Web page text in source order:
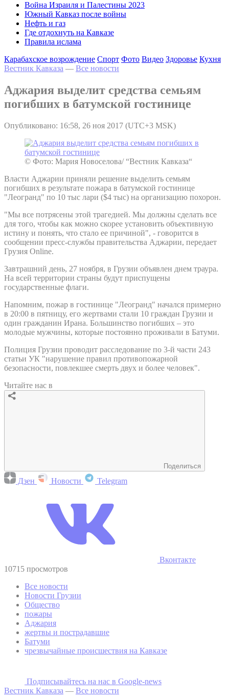
Война Израиля и Палестины 2023
Южный Кавказ после войны
Нефть и газ
Где отдохнуть на Кавказе
Правила ислама
Карабахское возрождение Спорт Фото Видео Здоровье Кухня
Вестник Кавказа — Все новости
Аджария выделит средства семьям
погибших в батумской гостинице
Опубликовано: 16:58, 26 ноя 2017 (UTC+3 MSK)
© Фото: Мария Новоселова/ “Вестник Кавказа“
Власти Аджарии приняли решение выделить семьям
погибших в результате пожара в батумской гостинице
"Леогранд" по 10 тыс лари ($4 тыс) на организацию похорон.
"Мы все потрясены этой трагедией. Мы должны сделать все
для того, чтобы как можно скорее установить объективную
истину и понять, что стало ее причиной", - говорится в
сообщении пресс-службы правительства Аджарии, передает
Грузия Online.
Завтрашний день, 27 ноября, в Грузии объявлен днем траура.
На всей территории страны будут приспущены
государственные флаги.
Напомним, пожар в гостинице "Леогранд" начался примерно
в 20:00 в пятницу, его жертвами стали 10 граждан Грузии и
один гражданин Ирана. Большинство погибших – это
молодые мужчины, которые постоянно проживали в Батуми.
Полиция Грузии проводит расследование по 3-й части 243
статьи УК "нарушение правил противопожарной
безопасности, повлекшее смерть двух и более человек".
Читайте нас в
Поделиться
Дзен Новости Telegram
Вконтакте
10715 просмотров
Все новости
Новости Грузии
Общество
пожары
Аджария
жертвы и пострадавшие
Батуми
чрезвычайные происшествия на Кавказе
Подписывайтесь на наc в Google-news
Вестник Кавказа — Все новости